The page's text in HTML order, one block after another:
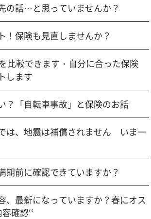
の話…と思っていませんか？
！保険も見直しませんか？
比較できます・自分に合った保険
します
？「自転車事故」と保険のお話
は、地震は補償されません いま一
期前に確認できていますか？
、最新になっていますか？春にオス
確認‘‘